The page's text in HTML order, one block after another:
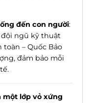
đến con người:
đội ngũ kỹ thuật
– Quốc Bảo
đảm bảo mỗi
một lớp vỏ xứng